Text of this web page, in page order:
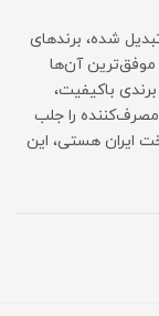
شده، برندهای
موفق‌ترین آن‌ها
بدون شک برند ویتالایر (ویتالیر) است؛ vitalayer برندی باکیفیت،
را جلب
ایران هستی، این